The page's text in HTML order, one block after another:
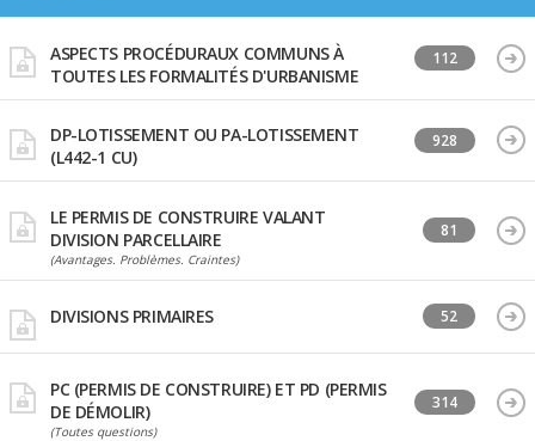
ASPECTS PROCÉDURAUX COMMUNS À
TOUTES LES FORMALITÉS D'URBANISME
112
DP-LOTISSEMENT OU PA-LOTISSEMENT
(L442-1 CU)
928
LE PERMIS DE CONSTRUIRE VALANT
DIVISION PARCELLAIRE
(Avantages. Problèmes. Craintes)
81
DIVISIONS PRIMAIRES 52
PC (PERMIS DE CONSTRUIRE) ET PD (PERMIS
DE DÉMOLIR)
(Toutes questions)
314